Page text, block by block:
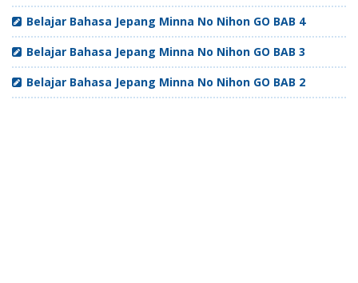
Belajar Bahasa Jepang Minna No Nihon GO BAB 4
Belajar Bahasa Jepang Minna No Nihon GO BAB 3
Belajar Bahasa Jepang Minna No Nihon GO BAB 2